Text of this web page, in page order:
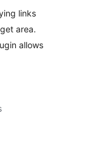
links
area.
allows